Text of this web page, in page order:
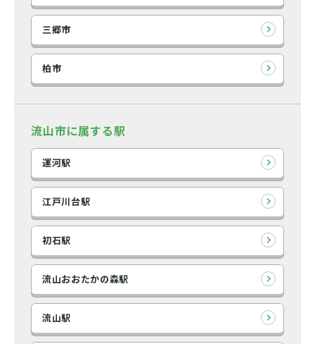
三郷市
柏市
流山市に属する駅
運河駅
江戸川台駅
初石駅
流山おおたかの森駅
流山駅